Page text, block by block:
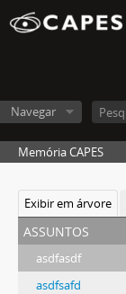
Navegar
Memória CAPES
Exibir em árvore
assuntos
asdfasdf
asdfsafd